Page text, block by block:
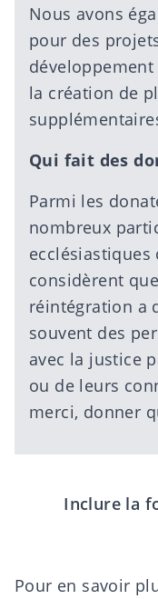
Nous avons
pour des
la création de
Qui fait des
Parmi les
nombreux
considèrent
réintégration a
souvent des
avec la justice
ou de leurs
merci, donner
Inclure la
Pour en savoir